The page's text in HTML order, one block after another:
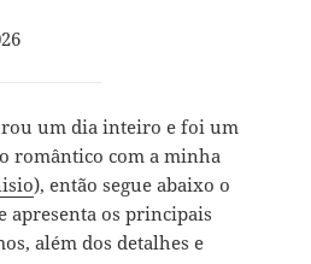
um dia inteiro e foi um
romântico com a minha
), então segue abaixo o
apresenta os principais
além dos detalhes e